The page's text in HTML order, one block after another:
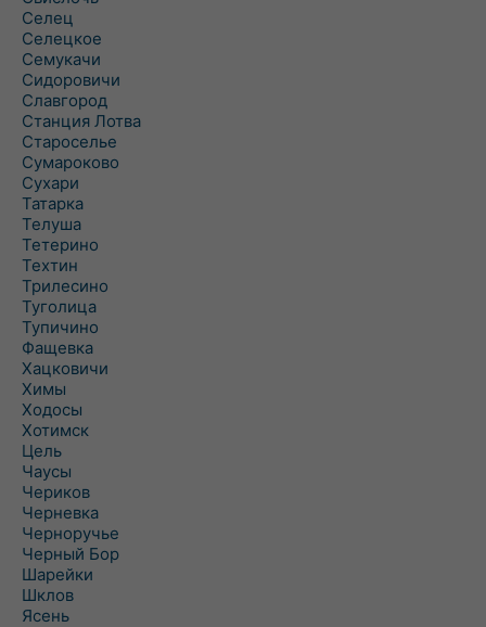
Селец
Селецкое
Семукачи
Сидоровичи
Славгород
Станция Лотва
Староселье
Сумароково
Сухари
Татарка
Телуша
Тетерино
Техтин
Трилесино
Туголица
Тупичино
Фащевка
Хацковичи
Химы
Ходосы
Хотимск
Цель
Чаусы
Чериков
Черневка
Черноручье
Черный Бор
Шарейки
Шклов
Ясень